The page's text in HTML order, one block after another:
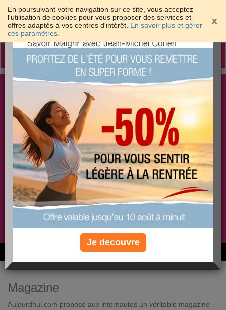
En poursuivant votre navigation sur ce site, vous acceptez
l'utilisation de cookies pour vous proposer des services et
offres adaptés à vos centres d'intérêt. En savoir plus et gérer
ces paramètres.
Toggle
Les meilleures solutions pour maigrir et être bien
dans sa peau
PLUS
EFFICACE
PLUS
SANTÉ
PLUS
COACHING
Non, je préfère le régime gratuit
6M de personnes ont maigri et réappris à manger avec nous
Magazine
Aujourdhui.com propose aux internautes un véritable magazine
×
Je decouvre